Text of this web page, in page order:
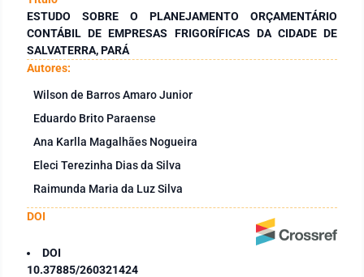
ESTUDO SOBRE O PLANEJAMENTO ORÇAMENTÁRIO
CONTÁBIL DE EMPRESAS FRIGORÍFICAS DA CIDADE DE
SALVATERRA, PARÁ
Autores:
Wilson de Barros Amaro Junior
Eduardo Brito Paraense
Ana Karlla Magalhães Nogueira
Eleci Terezinha Dias da Silva
Raimunda Maria da Luz Silva
DOI
DOI
10.37885/260321424